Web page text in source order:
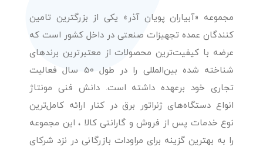
مجموعه «آبیاران پویان آذر» یکی از بزرگترین تامین
کنندگان عمده تجهیزات صنعتی در داخل کشور است که
عرضه با کیفیت‌ترین محصولات از معتبرترین برندهای
شناخته شده بین‌المللی را در طول 50 سال فعالیت
تجاری خود برعهده داشته است. دانش فنی مونتاژ
انواع دستگاه‌های ژنراتور برق در کنار ارائه کامل‌ترین
نوع خدمات پس از فروش و گارانتی کالا ، این مجموعه
را به بهترین گزینه برای مراودات بازرگانی در نزد شرکای